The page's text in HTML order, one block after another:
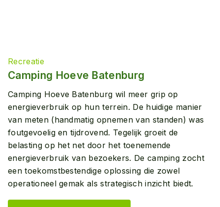
Recreatie
Camping Hoeve Batenburg
Camping Hoeve Batenburg wil meer grip op
energieverbruik op hun terrein. De huidige manier
van meten (handmatig opnemen van standen) was
foutgevoelig en tijdrovend. Tegelijk groeit de
belasting op het net door het toenemende
energieverbruik van bezoekers. De camping zocht
een toekomstbestendige oplossing die zowel
operationeel gemak als strategisch inzicht biedt.